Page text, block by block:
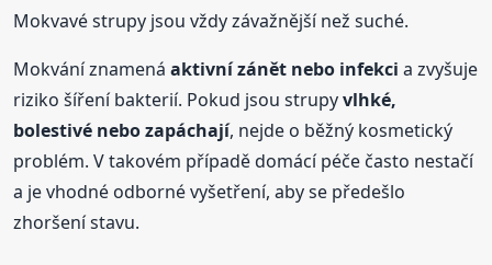
Mokvavé strupy jsou vždy závažnější než suché.
Mokvání znamenáaktivní zánět nebo infekci a zvyšuje
riziko šíření bakterií. Pokud jsou strupyvlhké,
bolestivé nebo zapáchají, nejde o běžný kosmetický
problém. V takovém případě domácí péče často nestačí
a je vhodné odborné vyšetření, aby se předešlo
zhoršení stavu.